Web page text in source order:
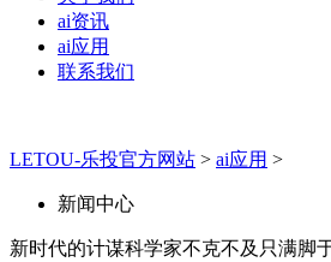
ai资讯
ai应用
联系我们
LETOU-乐投官方网站 > ai应用 >
新闻中心
新时代的计谋科学家不克不及只满脚